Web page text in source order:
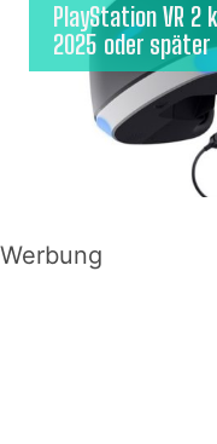
PlayStation VR
2025 oder später
Werbung